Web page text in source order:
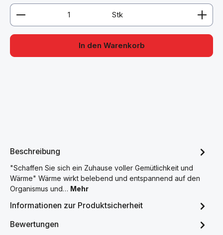
Produkt Anzahl: Gib den gewünschten Wert ein
Stk
In den Warenkorb
Beschreibung
"Schaffen Sie sich ein Zuhause voller Gemütlichkeit und
Wärme" Wärme wirkt belebend und entspannend auf den
Organismus und… Mehr
Informationen zur Produktsicherheit
Bewertungen